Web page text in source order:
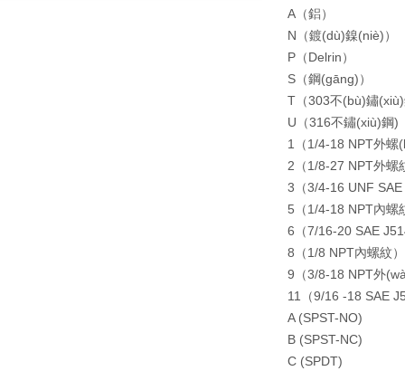
A（鋁）
N（鍍(dù)鎳(niè)）
P（Delrin）
S（鋼(gāng)）
T（303不(bù)鏽
U（316不鏽(xiù)鋼)
1（1/4-18 NPT外螺
2（1/8-27 NPT外螺
3（3/4-16 UNF
5（1/4-18 NPT內螺
6（7/16-20 SAE
8（1/8 NPT內螺紋）
9（3/8-18 NPT外
11（9/16 -18 SAE
A (SPST-NO)
B (SPST-NC)
C (SPDT)